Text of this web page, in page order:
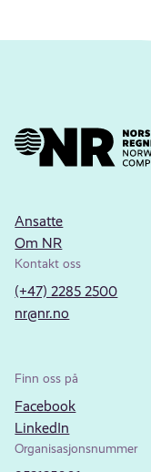
Ansatte
Om NR
Kontakt oss
(+47) 2285 2500
nr@nr.no
Finn oss på
Facebook
LinkedIn
Organisasjonsnummer